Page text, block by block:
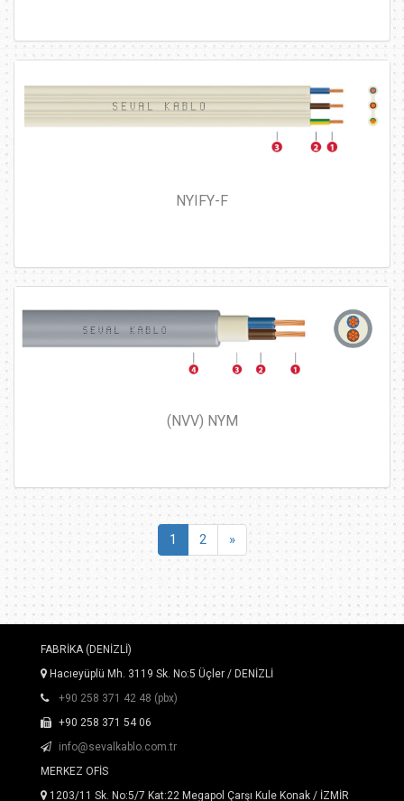
NYIFY-F
(NVV) NYM
1 2 »
FABRİKA (DENİZLİ)
Hacıeyüplü Mh. 3119 Sk. No:5 Üçler / DENİZLİ
+90 258 371 42 48 (pbx)
+90 258 371 54 06
info@sevalkablo.com.tr
MERKEZ OFİS
1203/11 Sk. No:5/7 Kat:22 Megapol Çarşı Kule Konak / İZMİR